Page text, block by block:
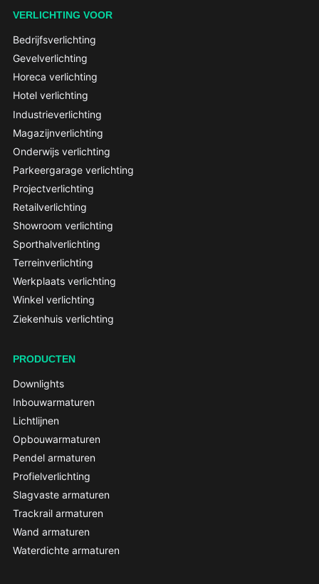
VERLICHTING VOOR
Bedrijfsverlichting
Gevelverlichting
Horeca verlichting
Hotel verlichting
Industrieverlichting
Magazijnverlichting
Onderwijs verlichting
Parkeergarage verlichting
Projectverlichting
Retailverlichting
Showroom verlichting
Sporthalverlichting
Terreinverlichting
Werkplaats verlichting
Winkel verlichting
Ziekenhuis verlichting
PRODUCTEN
Downlights
Inbouwarmaturen
Lichtlijnen
Opbouwarmaturen
Pendel armaturen
Profielverlichting
Slagvaste armaturen
Trackrail armaturen
Wand armaturen
Waterdichte armaturen